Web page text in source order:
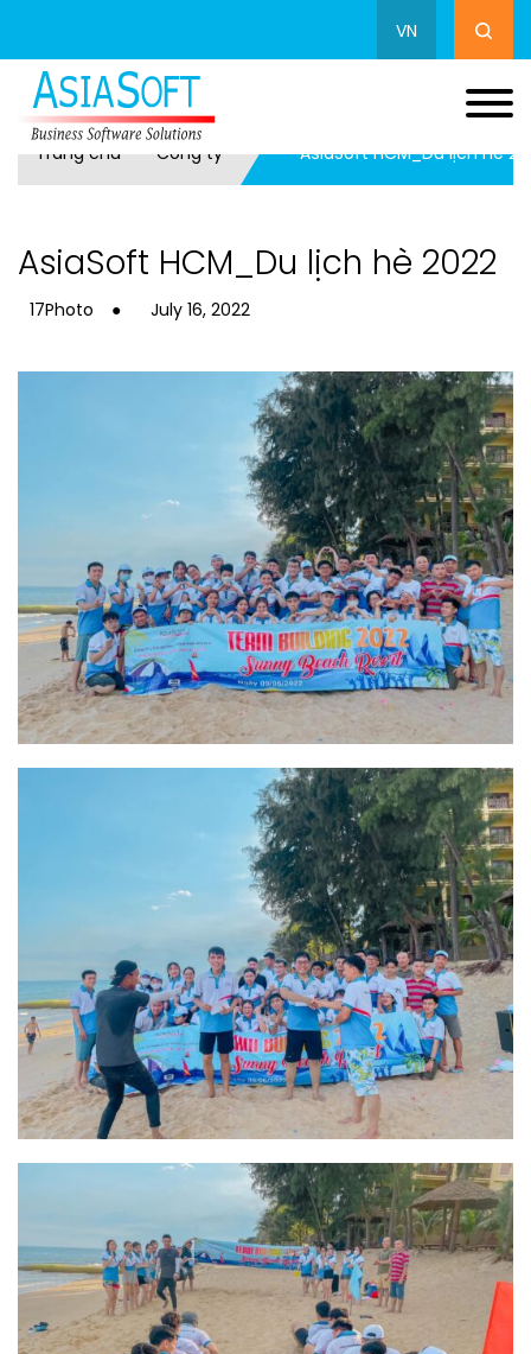
VN
Trang chủ Công ty AsiaSoft HCM_Du lịch hè
AsiaSoft HCM_Du lịch hè 2022
17Photo ● July 16, 2022